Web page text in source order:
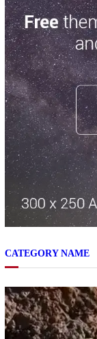
CATEGORY NAME